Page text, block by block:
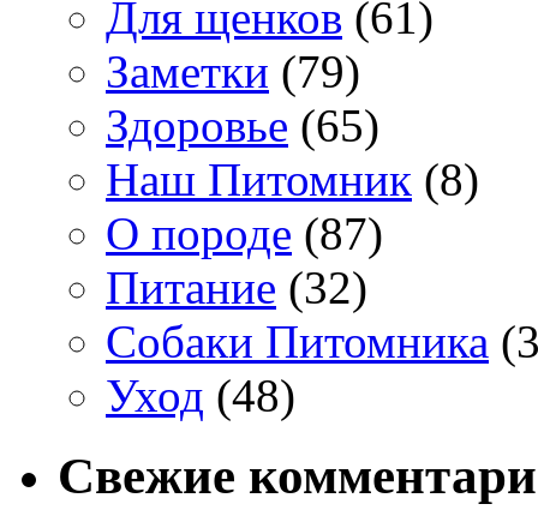
Для щенков (61)
Заметки (79)
Здоровье (65)
Наш Питомник (8)
О породе (87)
Питание (32)
Собаки Питомника
Уход (48)
Свежие